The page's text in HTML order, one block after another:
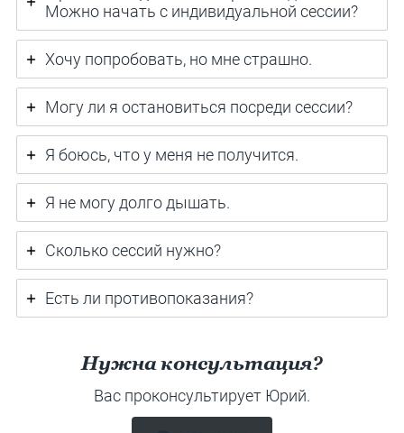
Можно начать с индивидуальной сессии?
Хочу попробовать, но мне страшно.
Могу ли я остановиться посреди сессии?
Я боюсь, что у меня не получится.
Я не могу долго дышать.
Сколько сессий нужно?
Есть ли противопоказания?
Нужна консультация?
Вас проконсультирует Юрий.